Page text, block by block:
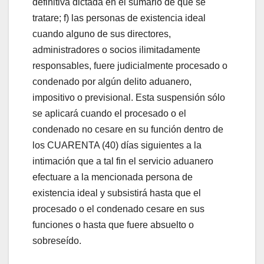
definitiva dictada en el sumario de que se
tratare; f) las personas de existencia ideal
cuando alguno de sus directores,
administradores o socios ilimitadamente
responsables, fuere judicialmente procesado o
condenado por algún delito aduanero,
impositivo o previsional. Esta suspensión sólo
se aplicará cuando el procesado o el
condenado no cesare en su función dentro de
los CUARENTA (40) días siguientes a la
intimación que a tal fin el servicio aduanero
efectuare a la mencionada persona de
existencia ideal y subsistirá hasta que el
procesado o el condenado cesare en sus
funciones o hasta que fuere absuelto o
sobreseído.